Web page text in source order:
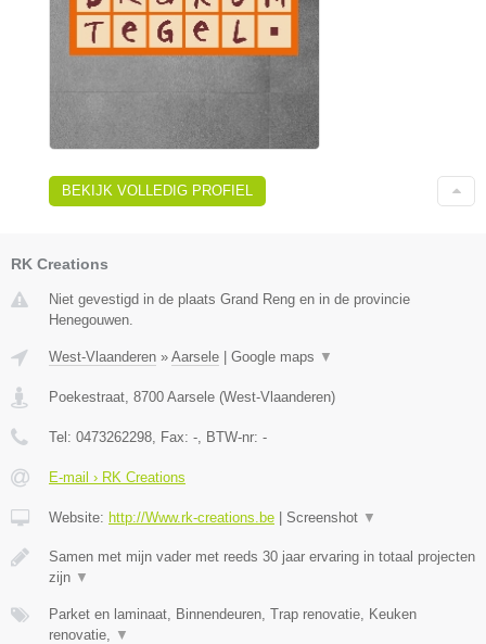
BEKIJK VOLLEDIG PROFIEL
RK Creations
Niet gevestigd in de plaats Grand Reng en in de provincie
Henegouwen.
West-Vlaanderen » Aarsele Google maps ▼
Poekestraat, 8700 Aarsele (West-Vlaanderen)
Tel: 0473262298, Fax: -, BTW-nr: -
E-mail › RK Creations
Website: http://Www.rk-creations.be Screenshot ▼
Samen met mijn vader met reeds 30 jaar ervaring in totaal projecten
zijn ▼
Parket en laminaat, Binnendeuren, Trap renovatie, Keuken
renovatie, ▼